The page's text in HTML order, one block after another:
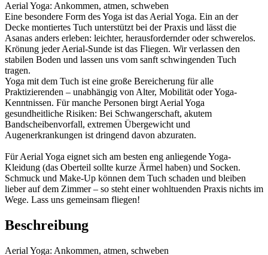
Aerial Yoga: Ankommen, atmen, schweben
Eine besondere Form des Yoga ist das Aerial Yoga. Ein an der
Decke montiertes Tuch unterstützt bei der Praxis und lässt die
Asanas anders erleben: leichter, herausfordernder oder schwerelos.
Krönung jeder Aerial-Sunde ist das Fliegen. Wir verlassen den
stabilen Boden und lassen uns vom sanft schwingenden Tuch
tragen.
Yoga mit dem Tuch ist eine große Bereicherung für alle
Praktizierenden – unabhängig von Alter, Mobilität oder Yoga-
Kenntnissen. Für manche Personen birgt Aerial Yoga
gesundheitliche Risiken: Bei Schwangerschaft, akutem
Bandscheibenvorfall, extremen Übergewicht und
Augenerkrankungen ist dringend davon abzuraten.
Für Aerial Yoga eignet sich am besten eng anliegende Yoga-
Kleidung (das Oberteil sollte kurze Ärmel haben) und Socken.
Schmuck und Make-Up können dem Tuch schaden und bleiben
lieber auf dem Zimmer – so steht einer wohltuenden Praxis nichts im
Wege. Lass uns gemeinsam fliegen!
Beschreibung
Aerial Yoga: Ankommen, atmen, schweben